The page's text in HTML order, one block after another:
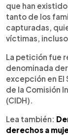
que han
tanto de los
capturadas,
víctimas,
La petición fue
denominada
excepción en El
de la Comisión
(CIDH).
Lea también:
derechos a